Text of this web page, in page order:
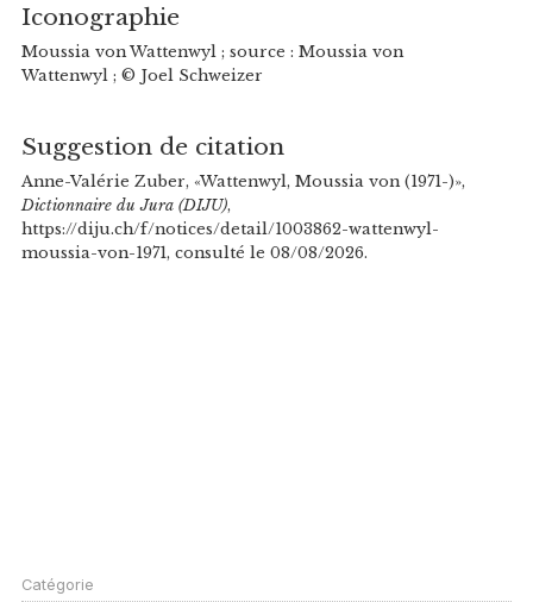
Iconographie
Moussia von Wattenwyl ; source : Moussia von
Wattenwyl ; © Joel Schweizer
Suggestion de citation
Anne-Valérie Zuber, «Wattenwyl, Moussia von (1971-)»,
Dictionnaire du Jura (DIJU),
https://diju.ch/f/notices/detail/1003862-wattenwyl-
moussia-von-1971, consulté le 08/08/2026.
Catégorie